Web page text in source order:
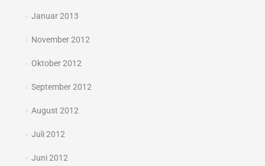
Januar 2013
November 2012
Oktober 2012
September 2012
August 2012
Juli 2012
Juni 2012